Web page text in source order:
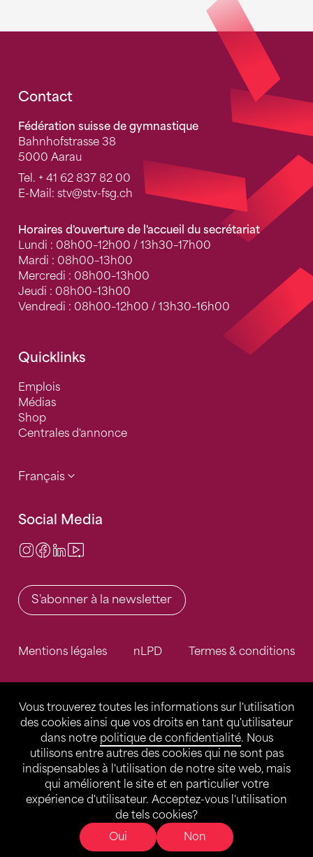
Vous trouverez toutes les informations sur l'utilisation
des cookies ainsi que vos droits en tant qu'utilisateur
dans notre politique de confidentialité. Nous
utilisons entre autres des cookies qui ne sont pas
indispensables à l'utilisation de notre site web, mais
qui améliorent le site et en particulier votre
expérience d'utilisateur. Acceptez-vous l'utilisation
de tels cookies?
Oui
Non
Fusszeile
Contact
Fédération suisse de gymnastique
Bahnhofstrasse 38
5000 Aarau
Tel. + 41 62 837 82 00
E-Mail: stv@stv-fsg.ch
Horaires d'ouverture de l'accueil du secrétariat
Lundi : 08h00–12h00 / 13h30–17h00
Mardi : 08h00–13h00
Mercredi : 08h00–13h00
Jeudi : 08h00–13h00
Vendredi : 08h00–12h00 / 13h30–16h00
Quicklinks
Emplois
Médias
Shop
Centrales d'annonce
Français
Social Media
Instagram
Facebook
LinkedIn
S'abonner à la newsletter
Mentions légales nLPD Termes & conditions